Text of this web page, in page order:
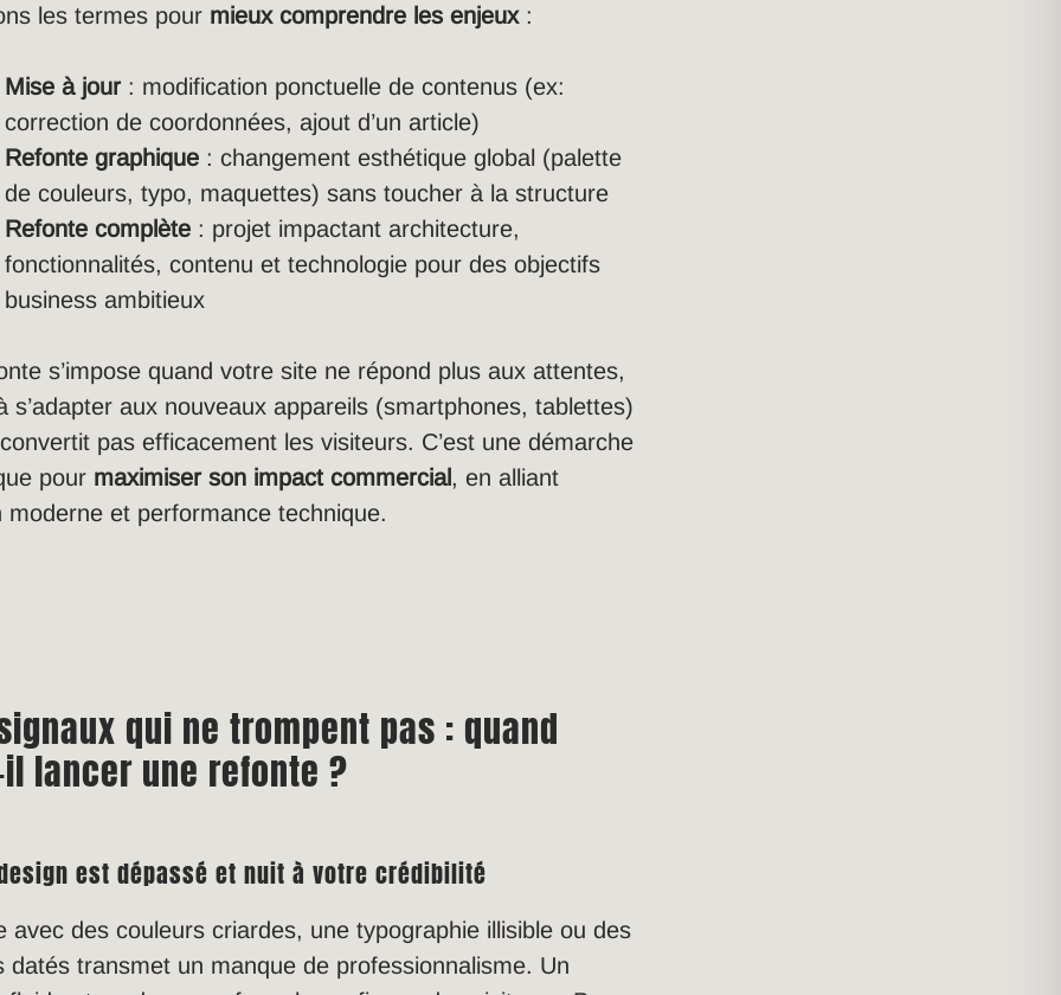
les termes pour mieux comprendre les enjeux:
Mise à jour: modification ponctuelle de contenus (ex:
correction de coordonnées, ajout d’un article)
Refonte graphique : changement esthétique global (palette
de couleurs, typo, maquettes) sans toucher à la structure
Refonte complète : projet impactant architecture,
fonctionnalités, contenu et technologie pour des objectifs
business ambitieux
s’impose quand votre site ne répond plus aux attentes,
s’adapter aux nouveaux appareils (smartphones, tablettes)
pas efficacement les visiteurs. C’est une démarche
pour maximiser son impact commercial, en alliant
moderne et performance technique.
qui ne trompent pas : quand
lancer une refonte ?
est dépassé et nuit à votre crédibilité
avec des couleurs criardes, une typographie illisible ou des
datés transmet un manque de professionnalisme. Un